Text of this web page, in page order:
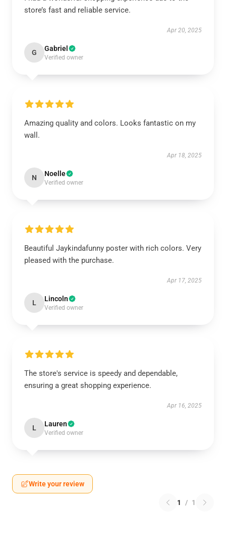
store’s fast and reliable service.
Apr 20, 2025
G Gabriel
Verified owner
Amazing quality and colors. Looks fantastic on my
wall.
Apr 18, 2025
N Noelle
Verified owner
Beautiful Jaykindafunny poster with rich colors. Very
pleased with the purchase.
Apr 17, 2025
L Lincoln
Verified owner
The store's service is speedy and dependable,
ensuring a great shopping experience.
Apr 16, 2025
L Lauren
Verified owner
Write your review
1 / 1